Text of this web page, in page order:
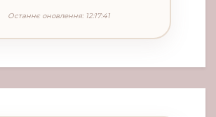
Останнє оновлення: 12:17:41